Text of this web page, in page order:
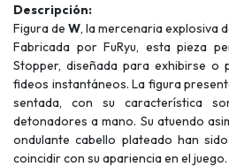
Descripción:
Figura de W, la mercenaria explosiva
Fabricada por FuRyu, esta pieza
Stopper, diseñada para exhibirse
fideos instantáneos. La figura
sentada, con su característica
detonadores a mano. Su atuendo
ondulante cabello plateado han
coincidir con su apariencia en el juego.